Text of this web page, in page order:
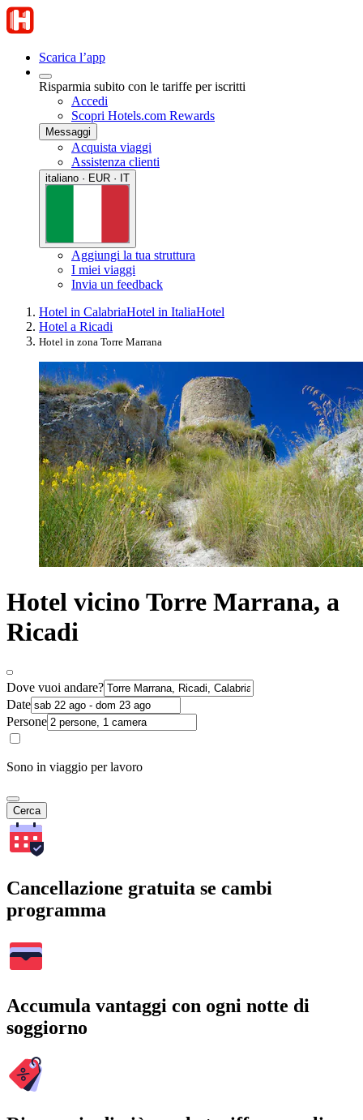
Scarica l’app
Risparmia subito con le tariffe per iscritti
Accedi
Scopri Hotels.com Rewards
Messaggi
Acquista viaggi
Assistenza clienti
italiano · EUR · IT
Aggiungi la tua struttura
I miei viaggi
Invia un feedback
Hotel in CalabriaHotel in ItaliaHotel
Hotel a Ricadi
Hotel in zona Torre Marrana
Hotel vicino Torre Marrana, a
Ricadi
Dove vuoi andare?
Date
Persone
Sono in viaggio per lavoro
Cerca
Cancellazione gratuita se cambi
programma
Accumula vantaggi con ogni notte di
soggiorno